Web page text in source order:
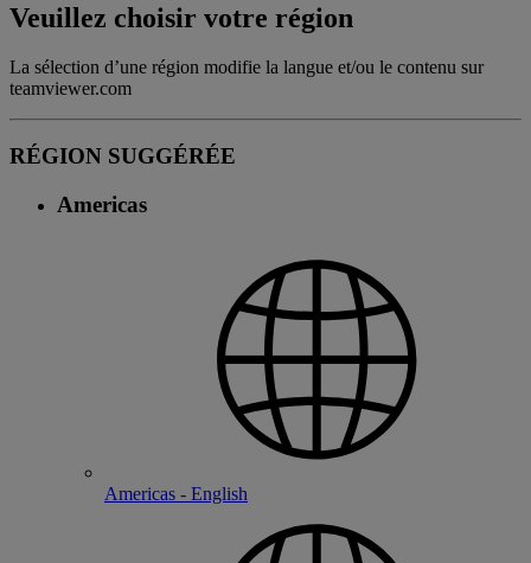
Veuillez choisir votre région
La sélection d’une région modifie la langue et/ou le contenu sur
teamviewer.com
RÉGION SUGGÉRÉE
Americas
Americas - English